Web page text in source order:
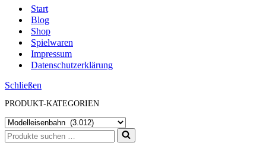
Start
Blog
Shop
Spielwaren
Impressum
Datenschutzerklärung
Schließen
PRODUKT-KATEGORIEN
Suchen
nach …